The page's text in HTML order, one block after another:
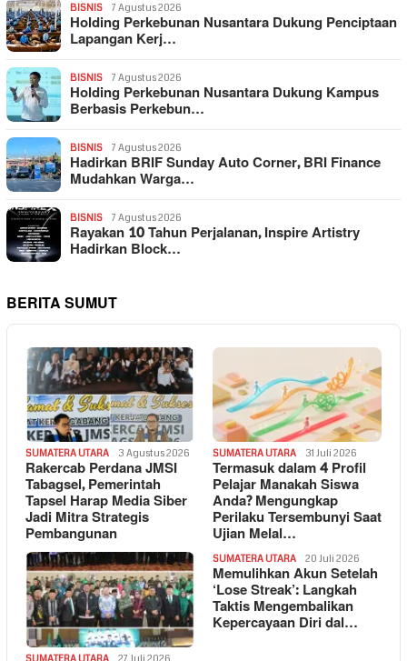
BISNIS 7 Agustus 2026
Holding Perkebunan Nusantara Dukung Penciptaan
Lapangan Kerj…
BISNIS 7 Agustus 2026
Holding Perkebunan Nusantara Dukung Kampus
Berbasis Perkebun…
BISNIS 7 Agustus 2026
Hadirkan BRIF Sunday Auto Corner, BRI Finance
Mudahkan Warga…
BISNIS 7 Agustus 2026
Rayakan 10 Tahun Perjalanan, Inspire Artistry
Hadirkan Block…
BERITA SUMUT
SUMATERA UTARA 3 Agustus 2026
Rakercab Perdana JMSI
Tabagsel, Pemerintah
Tapsel Harap Media Siber
Jadi Mitra Strategis
Pembangunan
SUMATERA UTARA 31 Juli 2026
Termasuk dalam 4 Profil
Pelajar Manakah Siswa
Anda? Mengungkap
Perilaku Tersembunyi Saat
Ujian Melal…
SUMATERA UTARA 20 Juli 2026
Memulihkan Akun Setelah
‘Lose Streak’: Langkah
Taktis Mengembalikan
Kepercayaan Diri dal…